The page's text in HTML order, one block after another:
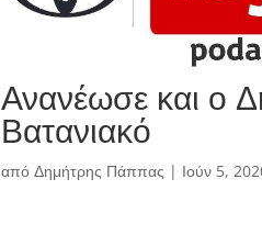
Ανανέωσε και ο
Βατανιακό
από Δημήτρης Πάππας | Ιούν 5,